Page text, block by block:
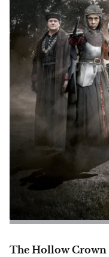
The Hollow Crown